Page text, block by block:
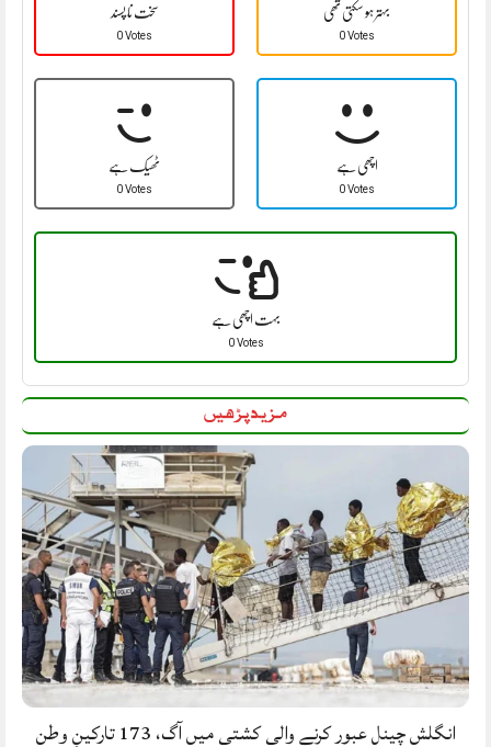
سخت نا پسند
0 Votes
بہتر ہو سکتی تھی
0 Votes
ٹھیک ہے
0 Votes
اچھی ہے
0 Votes
بہت اچھی ہے
0 Votes
مزید پڑھیں
انگلش چینل عبور کرنے والی کشتی میں آگ، 173 تارکینِ وطن